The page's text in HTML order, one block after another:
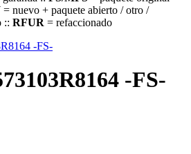
= nuevo + paquete abierto / otro /
:: RFUR = refaccionado
-FS-
-FS-